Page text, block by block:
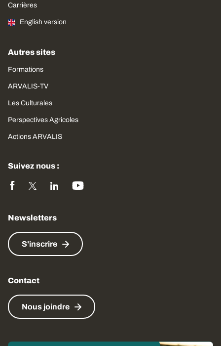
Carrières
English version
Autres sites
Formations
ARVALIS-TV
Les Culturales
Perspectives Agricoles
Actions ARVALIS
Suivez nous :
Newsletters
S'inscrire
Contact
Nous joindre